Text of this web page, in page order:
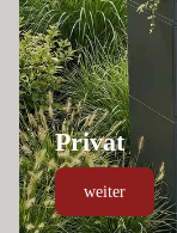
Privat
weiter